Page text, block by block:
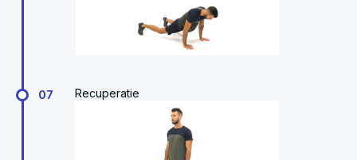
07 Recuperatie